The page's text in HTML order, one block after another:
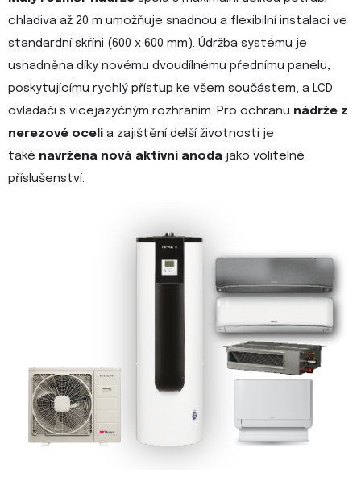
chladiva až 20 m umožňuje snadnou a flexibilní instalaci ve
standardní skříni (600 x 600 mm). Údržba systému je
usnadněna díky novému dvoudílnému přednímu panelu,
poskytujícímu rychlý přístup ke všem součástem, a LCD
ovladači s vícejazyčným rozhraním. Pro ochranu nádrže z
nerezové oceli a zajištění delší životnosti je
také navržena nová aktivní anoda jako volitelné
příslušenství.